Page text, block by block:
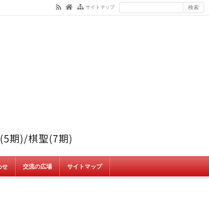
サイトマップ
せ 交流の広場 サイトマップ